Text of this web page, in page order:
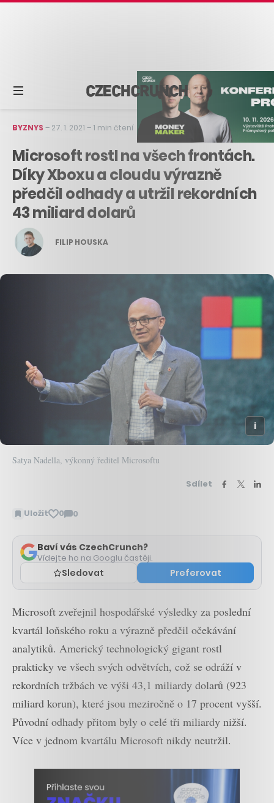
BYZNYS – 27. 1. 2021 –1 min čtení
Microsoft rostl na všech frontách.
Díky Xboxu a cloudu výrazně
předčil odhady a utržil rekordních
43 miliard dolarů
FILIP HOUSKA
Satya Nadella, výkonný ředitel Microsoftu
Sdílet
Uložit 0 0
Zobrazit
Baví vás CzechCrunch?
Vídejte ho na Googlu častěji.
Sledovat Preferovat
Microsoft zveřejnil hospodářské výsledky za poslední
kvartál loňského roku a výrazně předčil očekávání
analytiků. Americký technologický gigant rostl
prakticky ve všech svých odvětvích, což se odráží v
rekordních tržbách ve výši 43,1 miliardy dolarů (923
miliard korun), které jsou meziročně o 17 procent vyšší.
Původní odhady přitom byly o celé tři miliardy nižší.
Více v jednom kvartálu Microsoft nikdy neutržil.